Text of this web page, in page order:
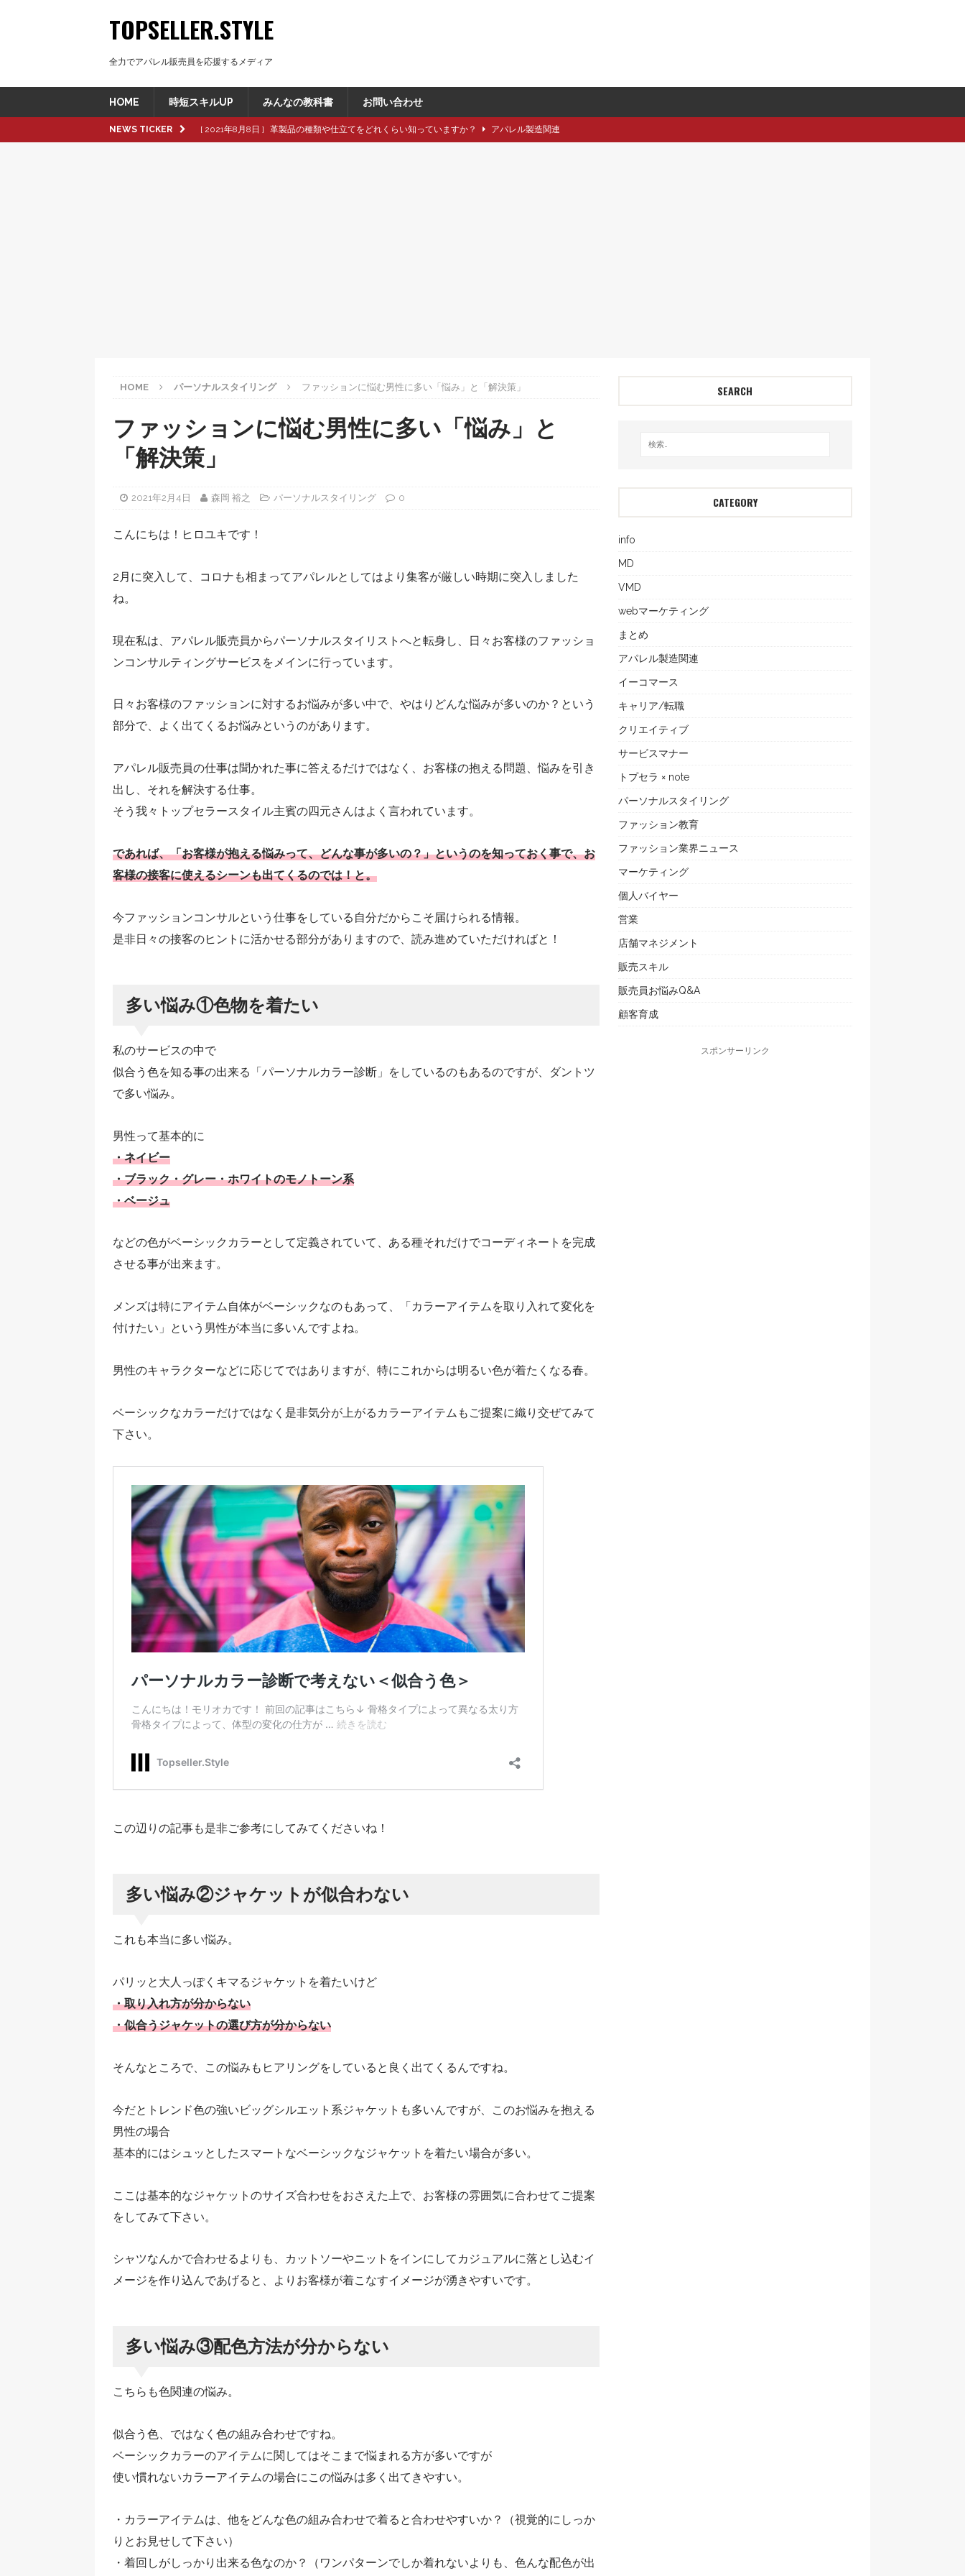
TOPSELLER.STYLE
全力でアパレル販売員を応援するメディア
HOME 時短スキルUP みんなの教科書 お問い合わせ
NEWS TICKER [ 2021年8月8日 ] 革製品の種類や仕立てをどれくらい知っていますか？ アパレル製造関連
HOME パーソナルスタイリング ファッションに悩む男性に多い「悩み」と「解決策」
ファッションに悩む男性に多い「悩み」と
「解決策」
2021年2月4日 森岡 裕之 パーソナルスタイリング 0
こんにちは！ヒロユキです！
2月に突入して、コロナも相まってアパレルとしてはより集客が厳しい時期に突入しました
ね。
現在私は、アパレル販売員からパーソナルスタイリストへと転身し、日々お客様のファッショ
ンコンサルティングサービスをメインに行っています。
日々お客様のファッションに対するお悩みが多い中で、やはりどんな悩みが多いのか？という
部分で、よく出てくるお悩みというのがあります。
アパレル販売員の仕事は聞かれた事に答えるだけではなく、お客様の抱える問題、悩みを引き
出し、それを解決する仕事。
そう我々トップセラースタイル主賓の四元さんはよく言われています。
であれば、「お客様が抱える悩みって、どんな事が多いの？」というのを知っておく事で、お
客様の接客に使えるシーンも出てくるのでは！と。
今ファッションコンサルという仕事をしている自分だからこそ届けられる情報。
是非日々の接客のヒントに活かせる部分がありますので、読み進めていただければと！
多い悩み①色物を着たい
私のサービスの中で
似合う色を知る事の出来る「パーソナルカラー診断」をしているのもあるのですが、ダントツ
で多い悩み。
男性って基本的に
・ネイビー
・ブラック・グレー・ホワイトのモノトーン系
・ベージュ
などの色がベーシックカラーとして定義されていて、ある種それだけでコーディネートを完成
させる事が出来ます。
メンズは特にアイテム自体がベーシックなのもあって、「カラーアイテムを取り入れて変化を
付けたい」という男性が本当に多いんですよね。
男性のキャラクターなどに応じてではありますが、特にこれからは明るい色が着たくなる春。
ベーシックなカラーだけではなく是非気分が上がるカラーアイテムもご提案に織り交ぜてみて
下さい。
この辺りの記事も是非ご参考にしてみてくださいね！
多い悩み②ジャケットが似合わない
これも本当に多い悩み。
パリッと大人っぽくキマるジャケットを着たいけど
・取り入れ方が分からない
・似合うジャケットの選び方が分からない
そんなところで、この悩みもヒアリングをしていると良く出てくるんですね。
今だとトレンド色の強いビッグシルエット系ジャケットも多いんですが、このお悩みを抱える
男性の場合
基本的にはシュッとしたスマートなベーシックなジャケットを着たい場合が多い。
ここは基本的なジャケットのサイズ合わせをおさえた上で、お客様の雰囲気に合わせてご提案
をしてみて下さい。
シャツなんかで合わせるよりも、カットソーやニットをインにしてカジュアルに落とし込むイ
メージを作り込んであげると、よりお客様が着こなすイメージが湧きやすいです。
多い悩み③配色方法が分からない
こちらも色関連の悩み。
似合う色、ではなく色の組み合わせですね。
ベーシックカラーのアイテムに関してはそこまで悩まれる方が多いですが
使い慣れないカラーアイテムの場合にこの悩みは多く出てきやすい。
・カラーアイテムは、他をどんな色の組み合わせで着ると合わせやすいか？（視覚的にしっか
りとお見せして下さい）
・着回しがしっかり出来る色なのか？（ワンパターンでしか着れないよりも、色んな配色が出
SEARCH
CATEGORY
info
MD
VMD
webマーケティング
まとめ
アパレル製造関連
イーコマース
キャリア/転職
クリエイティブ
サービスマナー
トプセラ × note
パーソナルスタイリング
ファッション教育
ファッション業界ニュース
マーケティング
個人バイヤー
営業
店舗マネジメント
販売スキル
販売員お悩みQ&A
顧客育成
スポンサーリンク